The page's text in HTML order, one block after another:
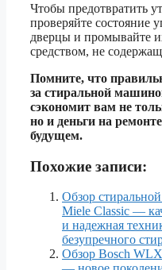
Чтобы предотвратить
проверяйте состояние
дверцы и промывайте
средством, не
Помните, что
за стиральной
сэкономит вам не
но и деньги на
будущем.
Похожие записи:
Обзор
Miele Classic —
и надежная
безупречного
Обзор Bosch